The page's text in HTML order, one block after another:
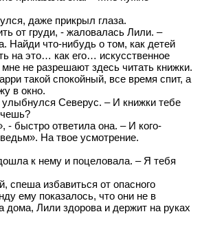
даже прикрыл глаза.
от груди, - жаловалась Лили. –
Найди что-нибудь о том, как детей
на это… как его… искусственное
не разрешают здесь читать книжки.
такой спокойный, все время спит, а
в окно.
Северус. – И книжки тебе
- быстро ответила она. – И кого-
На твое усмотрение.
к нему и поцеловала. – Я тебя
спеша избавиться от опасного
ему показалось, что они не в
дома, Лили здорова и держит на руках